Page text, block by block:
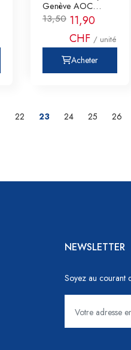
Genève AOC
Domaine des
Curiades J.&
13,50 11,90
CHF / unité
Acheter
22 23 24 25 26
NEWSLETTER
Soyez au courant